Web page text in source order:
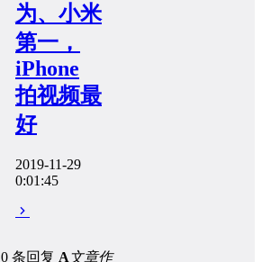
为、小米
第一，
iPhone
拍视频最
好
2019-11-29
0:01:45
0 条回复 A文章作